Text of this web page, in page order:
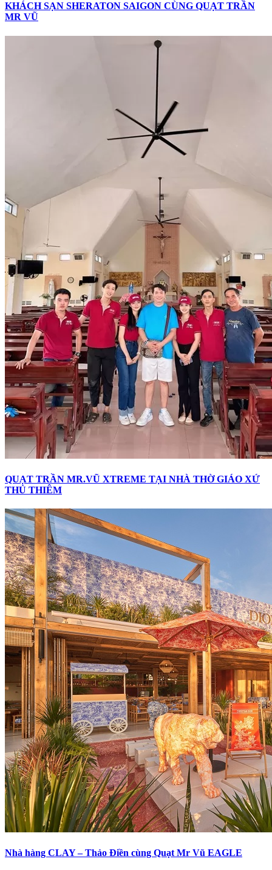
KHÁCH SẠN SHERATON SAIGON CÙNG QUẠT TRẦN
MR VŨ
QUẠT TRẦN MR.VŨ XTREME TẠI NHÀ THỜ GIÁO XỨ
THỦ THIÊM
Nhà hàng CLAY – Thảo Điền cùng Quạt Mr Vũ EAGLE